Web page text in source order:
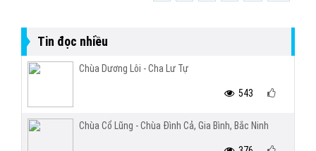
Tin đọc nhiều
Chùa Dương Lôi - Cha Lư Tự
543
Chùa Cổ Lũng - Chùa Đình Cả, Gia Bình, Bắc Ninh